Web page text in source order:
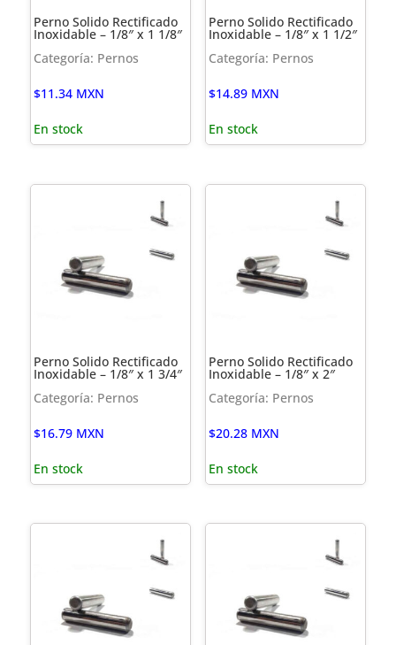
Perno Solido Rectificado
Inoxidable – 1/8″ x 1 1/8″
Categoría: Pernos
$11.34 MXN
En stock
Perno Solido Rectificado
Inoxidable – 1/8″ x 1 1/2″
Categoría: Pernos
$14.89 MXN
En stock
Perno Solido Rectificado
Inoxidable – 1/8″ x 1 3/4″
Categoría: Pernos
$16.79 MXN
En stock
Perno Solido Rectificado
Inoxidable – 1/8″ x 2″
Categoría: Pernos
$20.28 MXN
En stock